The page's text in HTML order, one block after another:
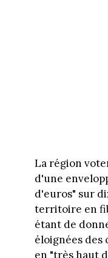
La région
d'une
d'euros" sur
territoire en
étant de
éloignées
en "très haut